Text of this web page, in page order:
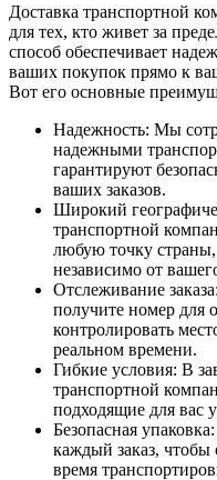
Доставка транспортной
для тех, кто живет за
способ обеспечивает
ваших покупок прямо к
Вот его основные
Надежность: Мы
надежными
гарантируют
ваших заказов.
Широкий
транспортной
любую точку
независимо от
Отслеживание
получите номер для
контролировать
реальном времени.
Гибкие условия: В
транспортной
подходящие для вас
Безопасная
каждый заказ, чтобы
время